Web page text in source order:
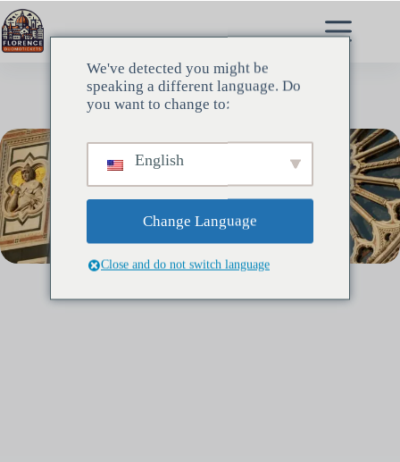
跳
至
内
We've detected you might be
speaking a different language. Do
you want to change to:
English
Change Language
Close and do not switch language